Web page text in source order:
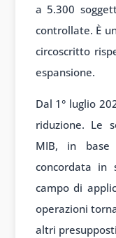
a 5.300
controllate. È
circoscritto
espansione.
Dal 1° luglio
riduzione. Le
MIB, in base
concordata in
campo di
operazioni
altri